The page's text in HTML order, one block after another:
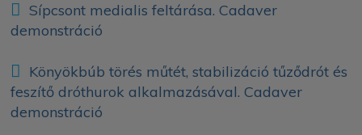
Sípcsont medialis feltárása. Cadaver
demonstráció
Könyökbúb törés műtét, stabilizáció tűződrót és
feszítő dróthurok alkalmazásával. Cadaver
demonstráció